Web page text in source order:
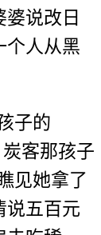
说改日
个人从黑
子的
客那孩子
见她拿了
说五百元